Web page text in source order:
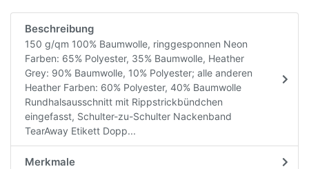
Beschreibung
150 g/qm 100% Baumwolle, ringgesponnen Neon
Farben: 65% Polyester, 35% Baumwolle, Heather
Grey: 90% Baumwolle, 10% Polyester; alle anderen
Heather Farben: 60% Polyester, 40% Baumwolle
Rundhalsausschnitt mit Rippstrickbündchen
eingefasst, Schulter-zu-Schulter Nackenband
TearAway Etikett Dopp...
Merkmale